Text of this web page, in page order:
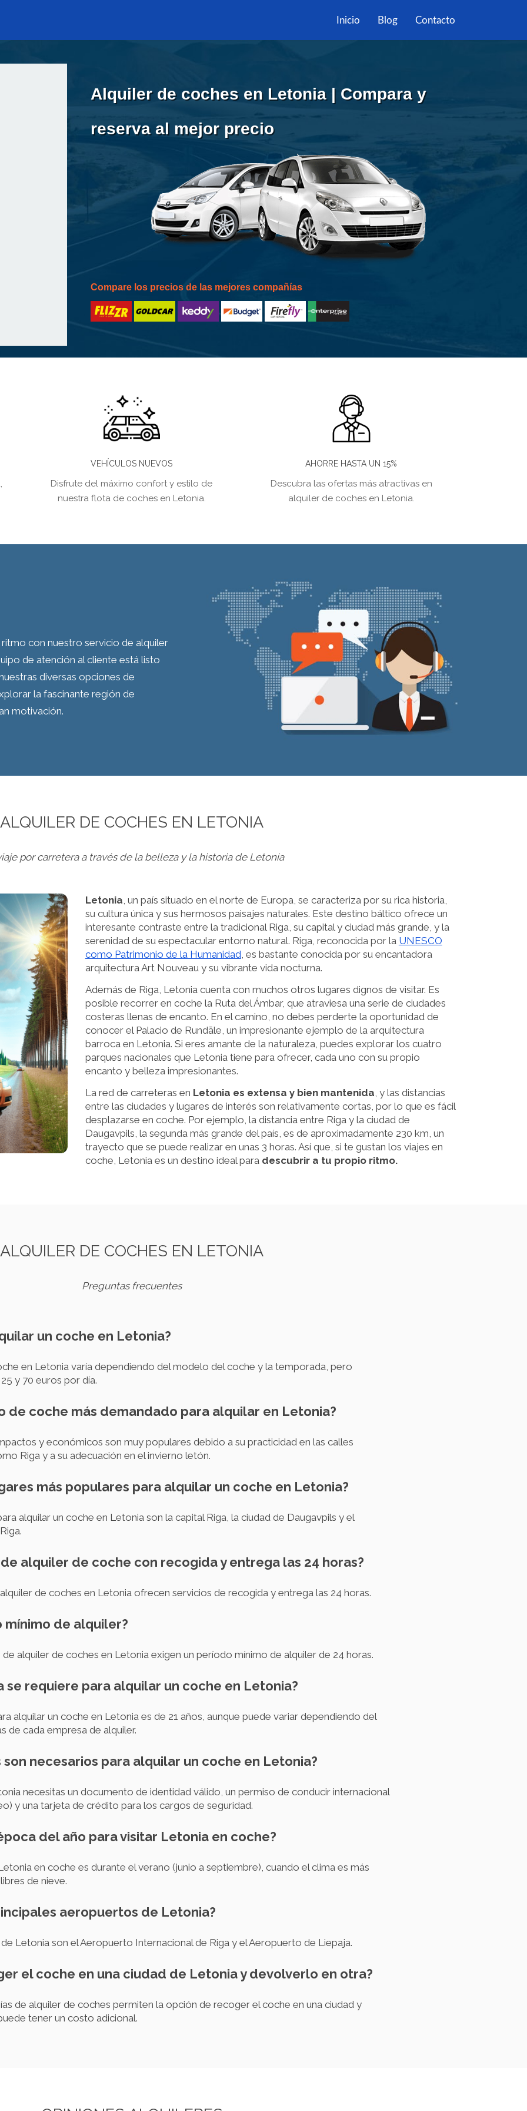
Inicio Blog Contacto
Alquiler de coches en Letonia | Compara y
reserva al mejor precio
Compare los precios de las mejores compañías
VEHÍCULOS NUEVOS
Disfrute del máximo confort y estilo de
nuestra flota de coches en Letonia.
AHORRE HASTA UN 15%
Descubra las ofertas más atractivas en
alquiler de coches en Letonia.
con nuestro servicio de alquiler
de atención al cliente está listo
diversas opciones de
la fascinante región de
motivación.
ALQUILER DE COCHES EN LETONIA
por carretera a través de la belleza y la historia de Letonia
Letonia, un país situado en el norte de Europa, se caracteriza por su rica historia,
su cultura única y sus hermosos paisajes naturales. Este destino báltico ofrece un
interesante contraste entre la tradicional Riga, su capital y ciudad más grande, y la
serenidad de su espectacular entorno natural. Riga, reconocida por la UNESCO
como Patrimonio de la Humanidad, es bastante conocida por su encantadora
arquitectura Art Nouveau y su vibrante vida nocturna.
Además de Riga, Letonia cuenta con muchos otros lugares dignos de visitar. Es
posible recorrer en coche la Ruta del Ámbar, que atraviesa una serie de ciudades
costeras llenas de encanto. En el camino, no debes perderte la oportunidad de
conocer el Palacio de Rundāle, un impresionante ejemplo de la arquitectura
barroca en Letonia. Si eres amante de la naturaleza, puedes explorar los cuatro
parques nacionales que Letonia tiene para ofrecer, cada uno con su propio
encanto y belleza impresionantes.
La red de carreteras en Letonia es extensa y bien mantenida, y las distancias
entre las ciudades y lugares de interés son relativamente cortas, por lo que es fácil
desplazarse en coche. Por ejemplo, la distancia entre Riga y la ciudad de
Daugavpils, la segunda más grande del país, es de aproximadamente 230 km, un
trayecto que se puede realizar en unas 3 horas. Así que, si te gustan los viajes en
coche, Letonia es un destino ideal para descubrir a tu propio ritmo.
ALQUILER DE COCHES EN LETONIA
Preguntas frecuentes
un coche en Letonia?
en Letonia varía dependiendo del modelo del coche y la temporada, pero
y 70 euros por día.
de coche más demandado para alquilar en Letonia?
y económicos son muy populares debido a su practicidad en las calles
Riga y a su adecuación en el invierno letón.
más populares para alquilar un coche en Letonia?
alquilar un coche en Letonia son la capital Riga, la ciudad de Daugavpils y el
alquiler de coche con recogida y entrega las 24 horas?
de coches en Letonia ofrecen servicios de recogida y entrega las 24 horas.
mínimo de alquiler?
alquiler de coches en Letonia exigen un período mínimo de alquiler de 24 horas.
se requiere para alquilar un coche en Letonia?
alquilar un coche en Letonia es de 21 años, aunque puede variar dependiendo del
de cada empresa de alquiler.
son necesarios para alquilar un coche en Letonia?
necesitas un documento de identidad válido, un permiso de conducir internacional
y una tarjeta de crédito para los cargos de seguridad.
del año para visitar Letonia en coche?
en coche es durante el verano (junio a septiembre), cuando el clima es más
de nieve.
aeropuertos de Letonia?
Letonia son el Aeropuerto Internacional de Riga y el Aeropuerto de Liepaja.
el coche en una ciudad de Letonia y devolverlo en otra?
de alquiler de coches permiten la opción de recoger el coche en una ciudad y
tener un costo adicional.